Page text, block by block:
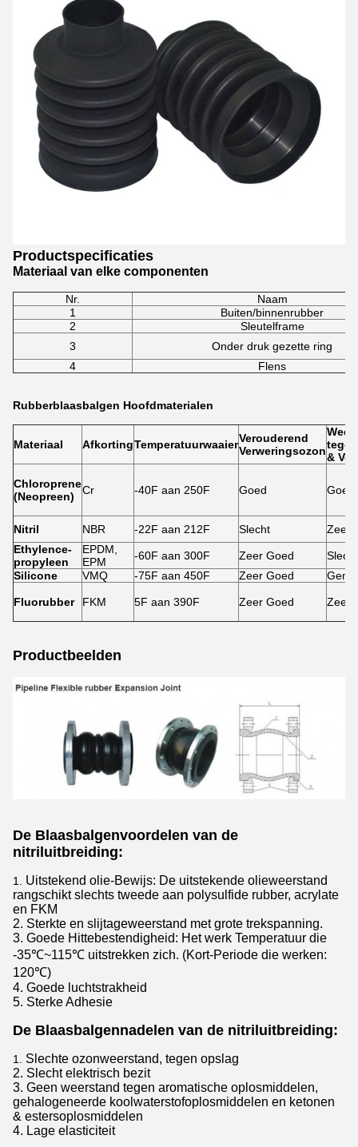
Productspecificaties
Materiaal van elke componenten
Nr.
Naam
1
Buiten/binnenrubber
2
Sleutelframe
3
Onder druk gezette ring
4
Flens
Rubberblaasbalgen Hoofdmaterialen
Materiaal AfkortingTemperatuurwaaierVerouderend
Verweringsozon& Vet
Chloroprene
(Neopreen)
Cr -40F aan 250F Goed Goed
Nitril NBR -22F aan 212F Slecht
Zeer
Ethylence-
propyleen
EPDM,
EPM
-60F aan 300F Zeer Goed
Slecht
Silicone
VMQ -75F aan 450F Zeer Goed
Fluorubber FKM 5F aan 390F Zeer Goed Zeer
Productbeelden
De Blaasbalgenvoordelen van de
nitriluitbreiding:
1. Uitstekend olie-Bewijs: De uitstekende olieweerstand
rangschikt slechts tweede aan polysulfide rubber, acrylate
en FKM
2. Sterkte en slijtageweerstand met grote trekspanning.
3. Goede Hittebestendigheid: Het werk Temperatuur die
-35℃~115℃ uitstrekken zich. (Kort-Periode die werken:
120℃)
4. Goede luchtstrakheid
5. Sterke Adhesie
De Blaasbalgennadelen van de nitriluitbreiding:
1. Slechte ozonweerstand, tegen opslag
2. Slecht elektrisch bezit
3. Geen weerstand tegen aromatische oplosmiddelen,
gehalogeneerde koolwaterstofoplosmiddelen en ketonen
& estersoplosmiddelen
4. Lage elasticiteit